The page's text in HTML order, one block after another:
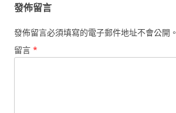
發佈留言
發佈留言必須填寫的電子郵件地址不會公開。
留言 *